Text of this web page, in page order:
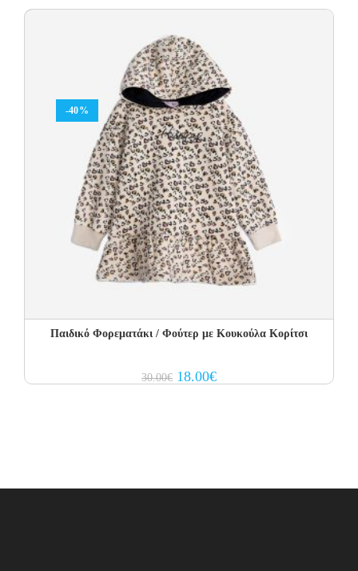
-40%
Παιδικό Φορεματάκι / Φούτερ με Κουκούλα Κορίτσι
30.00€ Original
price
18.00€Current
price